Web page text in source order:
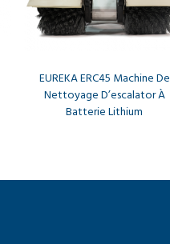
EUREKA ERC45 Machine De
Nettoyage D’escalator À
Batterie Lithium